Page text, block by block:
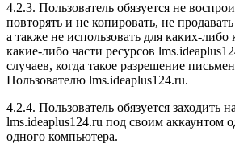
4.2.3. Пользователь обязуется не
повторять и не копировать, не
а также не использовать для каких-либо
какие-либо части ресурсов l
случаев, когда такое разрешение
Пользователю lms.ideaplus124.ru.
4.2.4. Пользователь обязуется заходить
lms.ideaplus124.ru под своим аккаунтом
одного компьютера.